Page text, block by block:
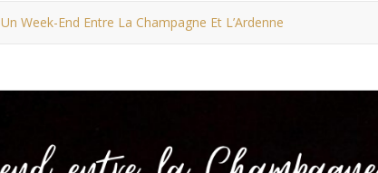
Un Week-End Entre La Champagne Et L’Ardenne